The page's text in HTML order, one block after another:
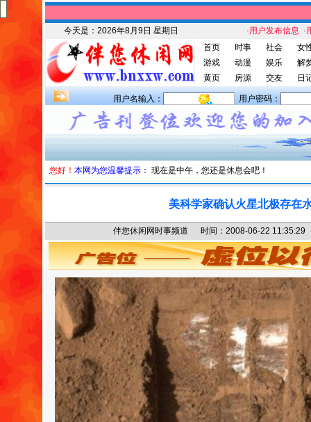
今天是： 2026年8月9日 星期日 ·用户发布信息 ·
首页
时事 社会
女
游戏
动漫 娱乐
解
黄页
房源 交友 日
用户名输入： 用户密码：
您好！ 本网为您温馨提示： 现在是中午，您还是休息会吧！
美科学家确认火星北极存在
伴您休闲网时事频道 时间：2008-06-22